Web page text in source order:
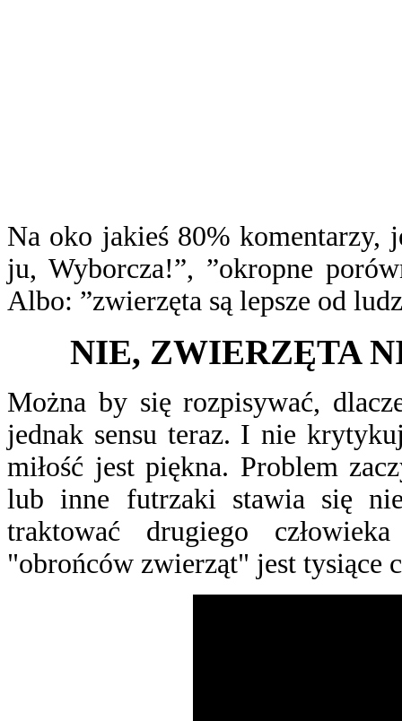
Na oko jakieś 80% komentarzy,
ju, Wyborcza!”, ”okropne
Albo: ”zwierzęta są lepsze od
NIE, ZWIERZĘTA
Można by się rozpisywać,
jednak sensu teraz. I nie
miłość jest piękna. Problem
lub inne futrzaki stawia się
traktować drugiego
"obrońców zwierząt" jest tysiące